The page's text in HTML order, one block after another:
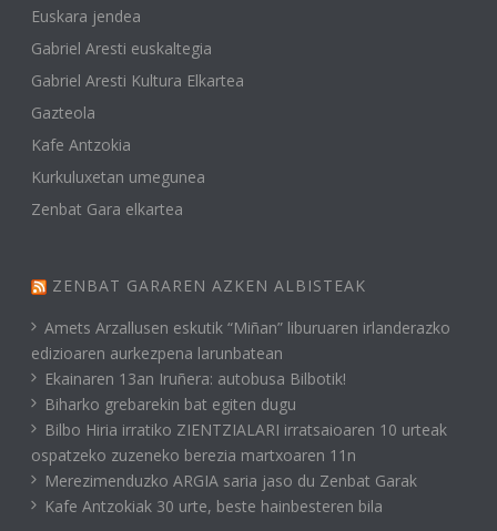
Euskara jendea
Gabriel Aresti euskaltegia
Gabriel Aresti Kultura Elkartea
Gazteola
Kafe Antzokia
Kurkuluxetan umegunea
Zenbat Gara elkartea
ZENBAT GARAREN AZKEN ALBISTEAK
Amets Arzallusen eskutik “Miñan” liburuaren irlanderazko
edizioaren aurkezpena larunbatean
Ekainaren 13an Iruñera: autobusa Bilbotik!
Biharko grebarekin bat egiten dugu
Bilbo Hiria irratiko ZIENTZIALARI irratsaioaren 10 urteak
ospatzeko zuzeneko berezia martxoaren 11n
Merezimenduzko ARGIA saria jaso du Zenbat Garak
Kafe Antzokiak 30 urte, beste hainbesteren bila